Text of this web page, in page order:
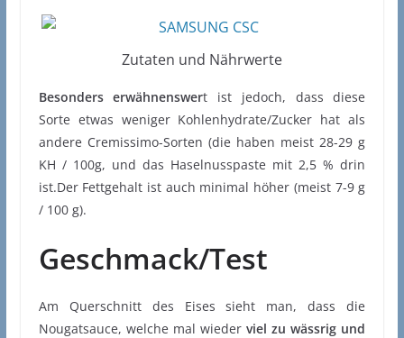
Zutaten und Nährwerte
Besonders erwähnenswert ist jedoch, dass diese
Sorte etwas weniger Kohlenhydrate/Zucker hat als
andere Cremissimo-Sorten (die haben meist 28-29 g
KH / 100g, und das Haselnusspaste mit 2,5 % drin
ist.Der Fettgehalt ist auch minimal höher (meist 7-9 g
/ 100 g).
Geschmack/Test
Am Querschnitt des Eises sieht man, dass die
Nougatsauce, welche mal wiederviel zu wässrig und